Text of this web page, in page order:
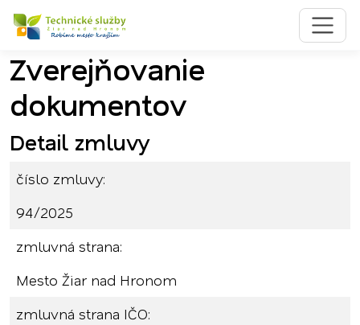
Preskočiť na obsah
Preskočiť na hlavné menu
Zverejňovanie
dokumentov
Detail zmluvy
číslo zmluvy:
94/2025
zmluvná strana:
Mesto Žiar nad Hronom
zmluvná strana IČO: